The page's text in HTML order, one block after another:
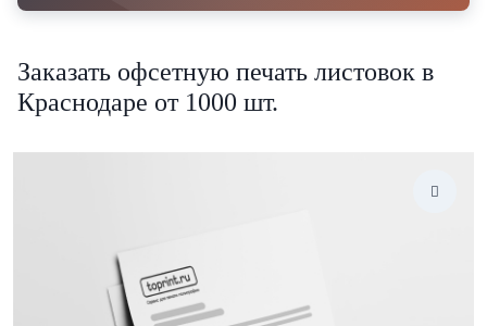
Заказать офсетную печать листовок в
Краснодаре от 1000 шт.